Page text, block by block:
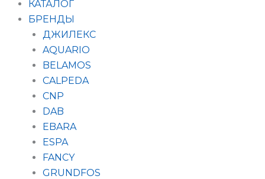
КАТАЛОГ
БРЕНДЫ
ДЖИЛЕКС
AQUARIO
BELAMOS
CALPEDA
CNP
DAB
EBARA
ESPA
FANCY
GRUNDFOS